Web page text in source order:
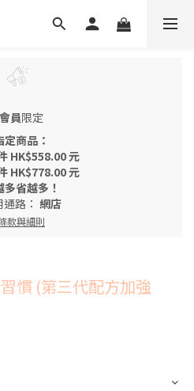
會員限定
定商品：
HK$558.00 元
HK$778.00 元
多省越多！
路： 網店
款與細則
慣 (第三代配方加強